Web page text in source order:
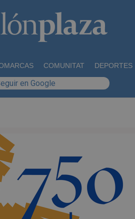
COMUNITAT DEPORTES
en Google